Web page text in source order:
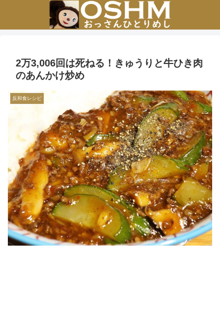
2万3,006回は死ねる！きゅうりと牛ひき肉
のあんかけ炒め
反和食レシピ